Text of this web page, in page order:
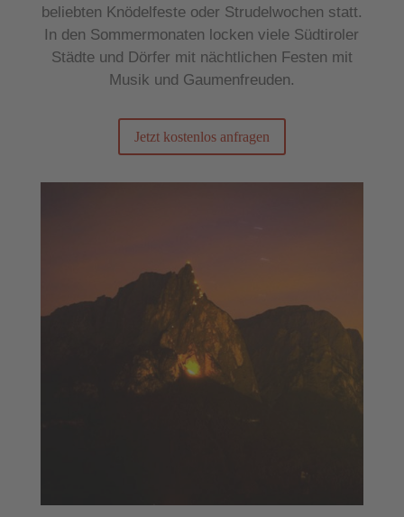
beliebten Knödelfeste oder Strudelwochen statt.
In den Sommermonaten locken viele Südtiroler
Städte und Dörfer mit nächtlichen Festen mit
Musik und Gaumenfreuden.
Jetzt kostenlos anfragen